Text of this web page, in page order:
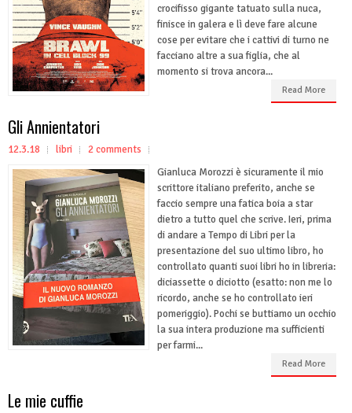
crocifisso gigante tatuato sulla nuca,
finisce in galera e lì deve fare alcune
cose per evitare che i cattivi di turno ne
facciano altre a sua figlia, che al
momento si trova ancora...
Read More
Gli Annientatori
12.3.18 libri
2 comments
Gianluca Morozzi è sicuramente il mio
scrittore italiano preferito, anche se
faccio sempre una fatica boia a star
dietro a tutto quel che scrive. Ieri, prima
di andare a Tempo di Libri per la
presentazione del suo ultimo libro, ho
controllato quanti suoi libri ho in libreria:
diciassette o diciotto (esatto: non me lo
ricordo, anche se ho controllato ieri
pomeriggio). Pochi se buttiamo un occhio
la sua intera produzione ma sufficienti
per farmi...
Read More
Le mie cuffie